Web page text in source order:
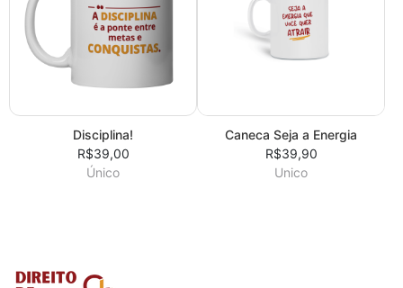
Disciplina!
R$39,00
Único
Caneca Seja a Energia
R$39,90
Unico